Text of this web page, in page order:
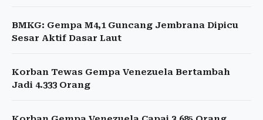
BMKG: Gempa M4,1 Guncang Jembrana Dipicu
Sesar Aktif Dasar Laut
Korban Tewas Gempa Venezuela Bertambah
Jadi 4.333 Orang